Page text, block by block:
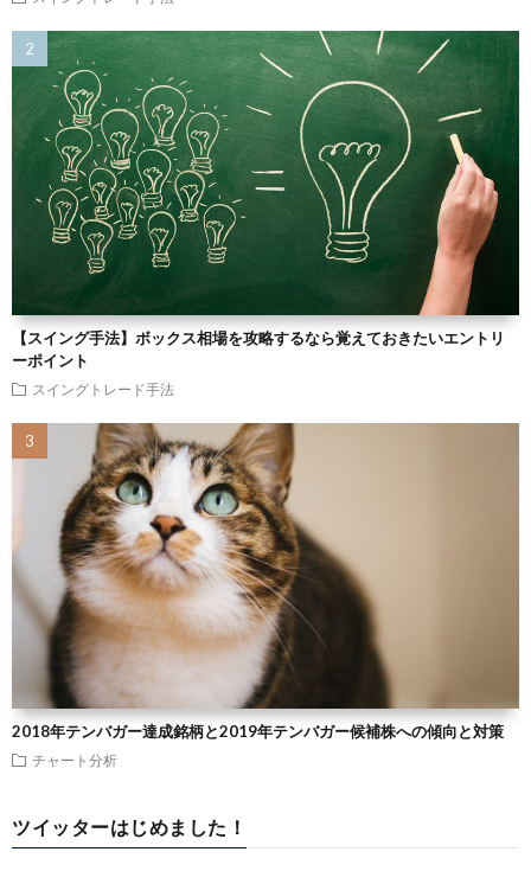
【スイング手法】ボックス相場を攻略するなら覚えておきたいエントリ
ーポイント
スイングトレード手法
2018年テンバガー達成銘柄と2019年テンバガー候補株への傾向と対策
チャート分析
ツイッターはじめました！